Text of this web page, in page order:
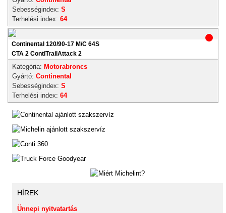
Sebességindex: S
Terhelési index: 64
Continental 120/90-17 M/C 64S
CTA 2 ContiTrailAttack 2
Kategória: Motorabroncs
Gyártó: Continental
Sebességindex: S
Terhelési index: 64
HÍREK
Ünnepi nyitvatartás